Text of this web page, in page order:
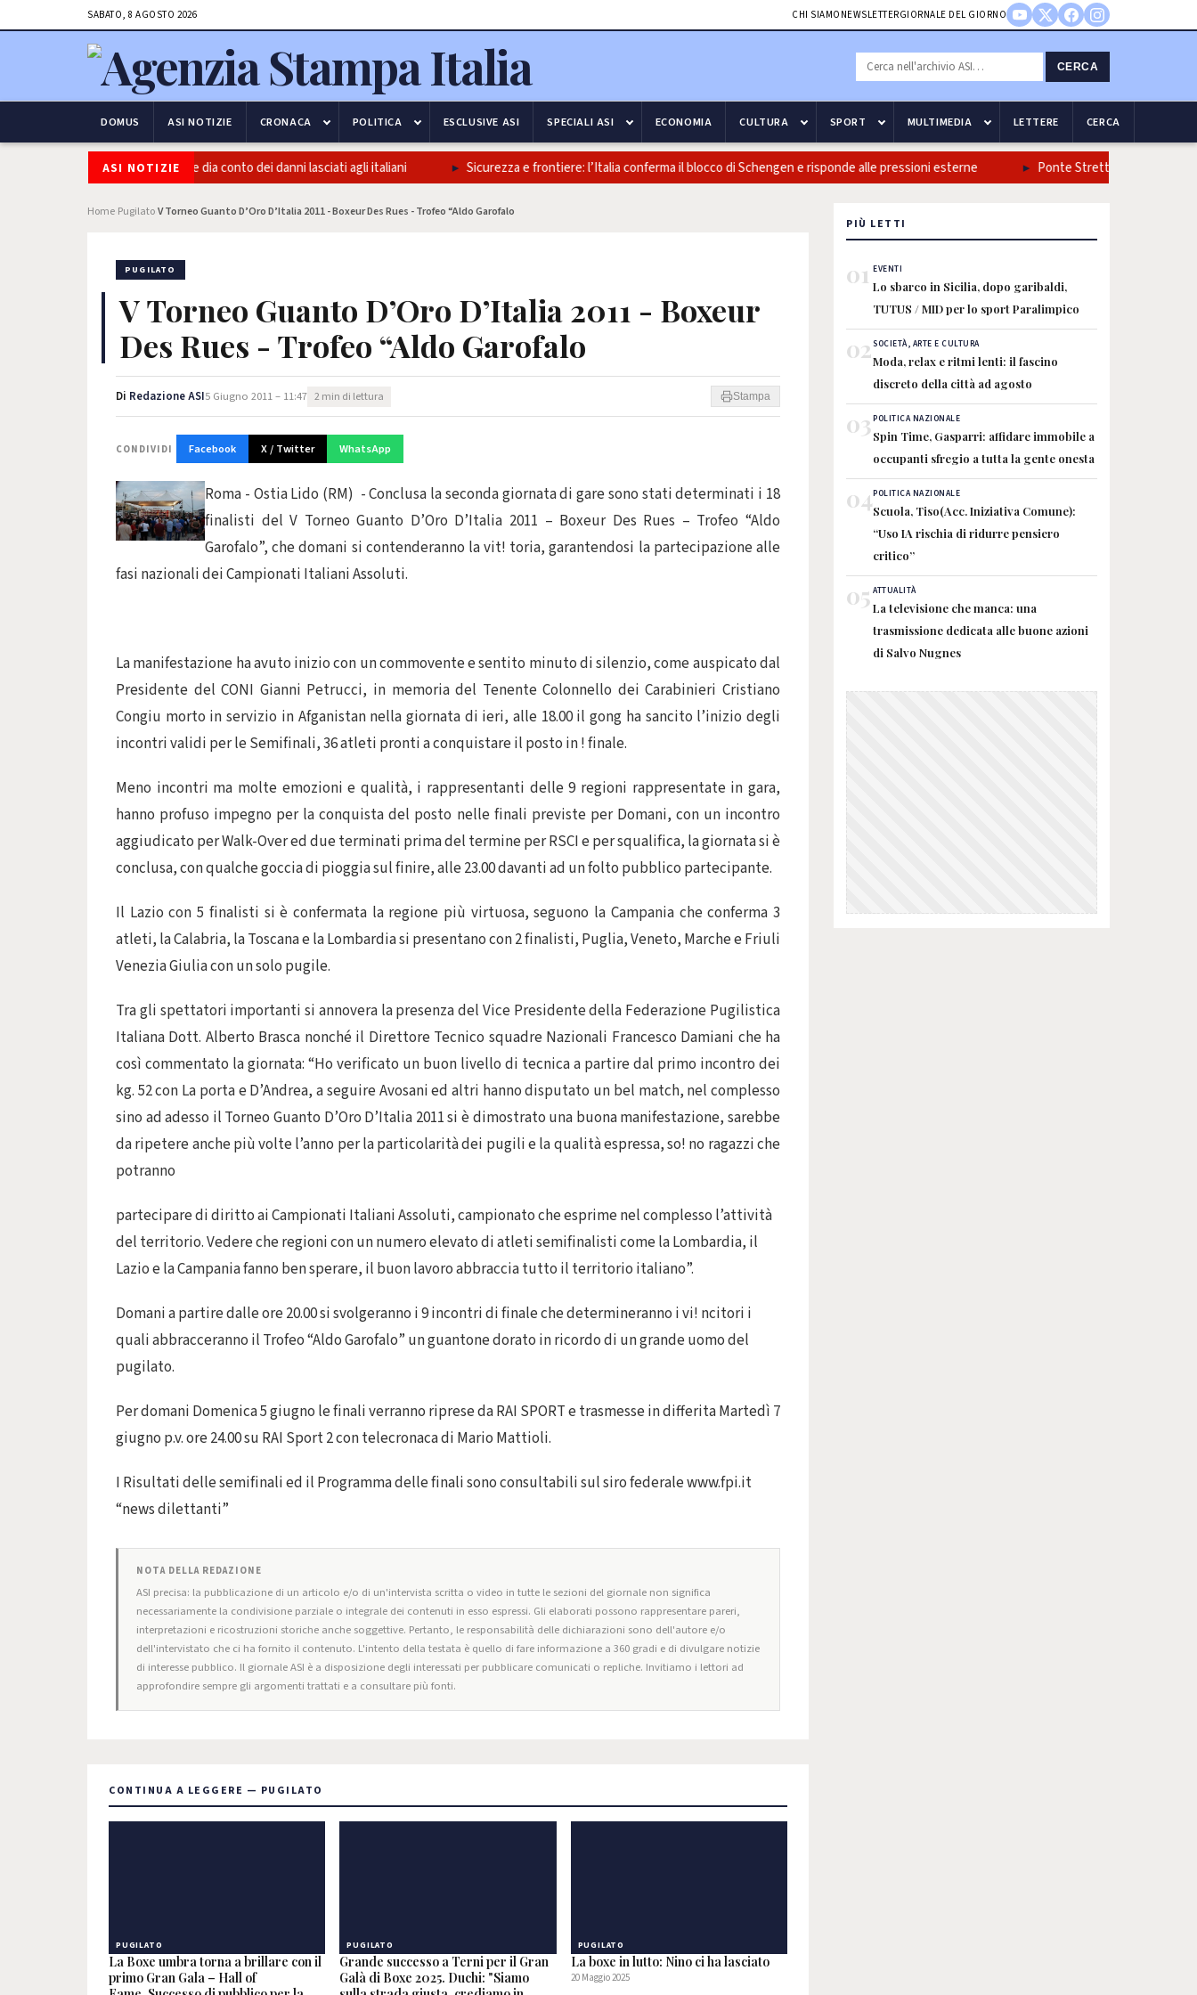
SABATO, 8 AGOSTO 2026 CHI SIAMO NEWSLETTERGIORNALE DEL GIORNO
CERCA
DOMUS ASI NOTIZIE CRONACA POLITICA ESCLUSIVE ASI SPECIALI ASI ECONOMIA CULTURA SPORT MULTIMEDIA LETTERE CERCA
ASI NOTIZIE
Osnato (FdI): Conte dia conto dei danni lasciati agli italiani Sicurezza e frontiere: l’Italia conferma il blocco di Schengen e risponde alle pressioni esterne Ponte Stretto: Turano, grazie al
Home PugilatoV Torneo Guanto D’Oro D’Italia 2011 - Boxeur Des Rues - Trofeo “Aldo Garofalo
PUGILATO
V Torneo Guanto D’Oro D’Italia 2011 - Boxeur
Des Rues - Trofeo “Aldo Garofalo
Di Redazione ASI5 Giugno 2011 – 11:47 2 min di lettura Stampa
CONDIVIDI Facebook X / Twitter WhatsApp
Roma - Ostia Lido (RM) - Conclusa la seconda giornata di gare sono stati determinati i 18
finalisti del V Torneo Guanto D’Oro D’Italia 2011 – Boxeur Des Rues – Trofeo “Aldo
Garofalo”, che domani si contenderanno la vit! toria, garantendosi la partecipazione alle
fasi nazionali dei Campionati Italiani Assoluti.
La manifestazione ha avuto inizio con un commovente e sentito minuto di silenzio, come auspicato dal
Presidente del CONI Gianni Petrucci, in memoria del Tenente Colonnello dei Carabinieri Cristiano
Congiu morto in servizio in Afganistan nella giornata di ieri, alle 18.00 il gong ha sancito l’inizio degli
incontri validi per le Semifinali, 36 atleti pronti a conquistare il posto in ! finale.
Meno incontri ma molte emozioni e qualità, i rappresentanti delle 9 regioni rappresentate in gara,
hanno profuso impegno per la conquista del posto nelle finali previste per Domani, con un incontro
aggiudicato per Walk-Over ed due terminati prima del termine per RSCI e per squalifica, la giornata si è
conclusa, con qualche goccia di pioggia sul finire, alle 23.00 davanti ad un folto pubblico partecipante.
Il Lazio con 5 finalisti si è confermata la regione più virtuosa, seguono la Campania che conferma 3
atleti, la Calabria, la Toscana e la Lombardia si presentano con 2 finalisti, Puglia, Veneto, Marche e Friuli
Venezia Giulia con un solo pugile.
Tra gli spettatori importanti si annovera la presenza del Vice Presidente della Federazione Pugilistica
Italiana Dott. Alberto Brasca nonché il Direttore Tecnico squadre Nazionali Francesco Damiani che ha
così commentato la giornata: “Ho verificato un buon livello di tecnica a partire dal primo incontro dei
kg. 52 con La porta e D’Andrea, a seguire Avosani ed altri hanno disputato un bel match, nel complesso
sino ad adesso il Torneo Guanto D’Oro D’Italia 2011 si è dimostrato una buona manifestazione, sarebbe
da ripetere anche più volte l’anno per la particolarità dei pugili e la qualità espressa, so! no ragazzi che
potranno
partecipare di diritto ai Campionati Italiani Assoluti, campionato che esprime nel complesso l’attività
del territorio. Vedere che regioni con un numero elevato di atleti semifinalisti come la Lombardia, il
Lazio e la Campania fanno ben sperare, il buon lavoro abbraccia tutto il territorio italiano”.
Domani a partire dalle ore 20.00 si svolgeranno i 9 incontri di finale che determineranno i vi! ncitori i
quali abbracceranno il Trofeo “Aldo Garofalo” un guantone dorato in ricordo di un grande uomo del
pugilato.
Per domani Domenica 5 giugno le finali verranno riprese da RAI SPORT e trasmesse in differita Martedì 7
giugno p.v. ore 24.00 su RAI Sport 2 con telecronaca di Mario Mattioli.
I Risultati delle semifinali ed il Programma delle finali sono consultabili sul siro federale www.fpi.it
“news dilettanti”
NOTA DELLA REDAZIONE
ASI precisa: la pubblicazione di un articolo e/o di un'intervista scritta o video in tutte le sezioni del giornale non significa
necessariamente la condivisione parziale o integrale dei contenuti in esso espressi. Gli elaborati possono rappresentare pareri,
interpretazioni e ricostruzioni storiche anche soggettive. Pertanto, le responsabilità delle dichiarazioni sono dell'autore e/o
dell'intervistato che ci ha fornito il contenuto. L'intento della testata è quello di fare informazione a 360 gradi e di divulgare notizie
di interesse pubblico. Il giornale ASI è a disposizione degli interessati per pubblicare comunicati o repliche. Invitiamo i lettori ad
approfondire sempre gli argomenti trattati e a consultare più fonti.
CONTINUA A LEGGERE — PUGILATO
PUGILATO
La Boxe umbra torna a brillare con il
primo Gran Gala – Hall of
PUGILATO
Grande successo a Terni per il Gran
Galà di Boxe 2025. Duchi: "Siamo
PUGILATO
La boxe in lutto: Nino ci ha lasciato
20 Maggio 2025
PIÙ LETTI
01 EVENTI
Lo sbarco in Sicilia, dopo garibaldi,
TUTUS / MID per lo sport Paralimpico
02SOCIETÀ, ARTE E CULTURA
Moda, relax e ritmi lenti: il fascino
discreto della città ad agosto
03POLITICA NAZIONALE
Spin Time, Gasparri: affidare immobile a
occupanti sfregio a tutta la gente onesta
04POLITICA NAZIONALE
Scuola, Tiso(Acc. Iniziativa Comune):
“Uso IA rischia di ridurre pensiero
critico”
05 ATTUALITÀ
La televisione che manca: una
trasmissione dedicata alle buone azioni
di Salvo Nugnes